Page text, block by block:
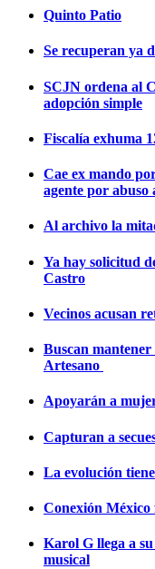
Quinto Patio
Se recuperan ya
SCJN ordena al
adopción simple
Fiscalía exhuma
Cae ex mando
agente por abuso
Al archivo la
Ya hay solicitud
Castro
Vecinos acusan
Buscan
Artesano
Apoyarán a
Capturan a
La evolución
Conexión México
Karol G llega a
musical